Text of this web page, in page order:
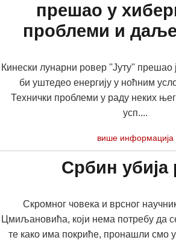
прешао у
проблеми и даље
Кинески лунарни ровер ''Јуту'' прешао
би уштедео енергију у ноћним
Технички проблеми у раду неких
усп....
више информација
Србин убија
Скромног човека и врсног
Цмиљановића, који нема потребу да
те како има покриће, пронашли смо